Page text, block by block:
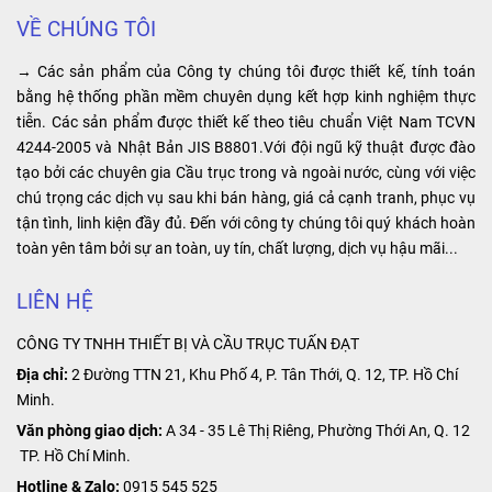
công trình,
nhà máy,
nhà xưởng
sản xuất,
…
hướng dẫn lực
chọn loại
palang phù hợp
với nhu cầu và
mục đích sử
dụng của quý
khách hảng.
các đoạn ray
khớp nối ray
điện cầu trục
3P giúp đảm
bảo sự liên kết
chắc chắn và
ổn định giữa
các đoạn ray,
tạo ra một hệ
xuất trong hệ
thống công
nghiệp. Điểm
đặc biệt của
sản phẩm là
khả năng cung
cấp nguồn điện
ổn định và liên
công nghiệp.
VỀ CHÚNG TÔI
→ Các sản phẩm của Công ty chúng tôi được thiết kế, tính toán
bằng hệ thống phần mềm chuyên dụng kết hợp kinh nghiệm thực
tiễn. Các sản phẩm được thiết kế theo tiêu chuẩn Việt Nam TCVN
4244-2005 và Nhật Bản JIS B8801.Với đội ngũ kỹ thuật được đào
tạo bởi các chuyên gia Cầu trục trong và ngoài nước, cùng với việc
chú trọng các dịch vụ sau khi bán hàng, giá cả cạnh tranh, phục vụ
tận tình, linh kiện đầy đủ. Đến với công ty chúng tôi quý khách hoàn
toàn yên tâm bởi sự an toàn, uy tín, chất lượng, dịch vụ hậu mãi...
LIÊN HỆ
CÔNG TY TNHH THIẾT BỊ VÀ CẦU TRỤC TUẤN ĐẠT
Địa chỉ: 2 Đường TTN 21, Khu Phố 4, P. Tân Thới, Q. 12, TP. Hồ Chí
Minh.
Văn phòng giao dịch: A 34 - 35 Lê Thị Riêng, Phường Thới An, Q. 12
TP. Hồ Chí Minh.
Hotline & Zalo: 0915 545 525